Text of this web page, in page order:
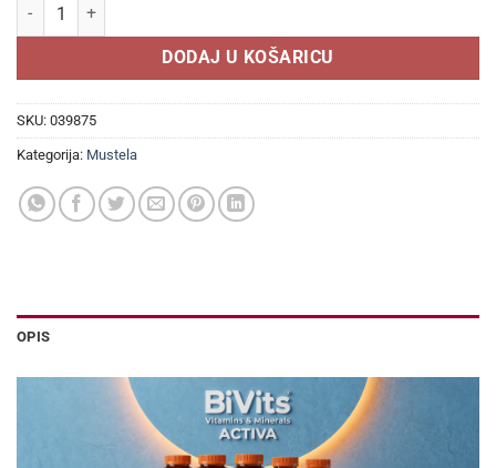
DODAJ U KOŠARICU
SKU: 039875
Kategorija: Mustela
OPIS